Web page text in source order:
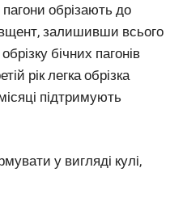
обрізають до
залишивши всього
бічних пагонів
рік легка обрізка
підтримують
у вигляді кулі,